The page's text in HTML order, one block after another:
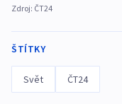
Zdroj: ČT24
ŠTÍTKY
Svět ČT24